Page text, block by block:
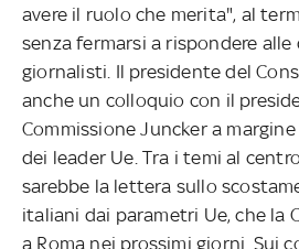
avere il ruolo che merita", al
senza fermarsi a rispondere alle
giornalisti. Il presidente del
anche un colloquio con il
Commissione Juncker a
dei leader Ue. Tra i temi al
sarebbe la lettera sullo
italiani dai parametri Ue, che la
a Roma nei prossimi giorni. Sui